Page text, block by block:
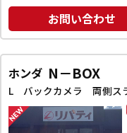
お問い合わせ
ホンダ N－BOX